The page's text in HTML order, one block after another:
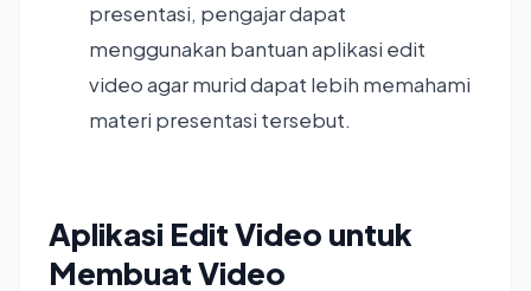
presentasi, pengajar dapat
menggunakan bantuan aplikasi edit
video agar murid dapat lebih memahami
materi presentasi tersebut.
Aplikasi Edit Video untuk
Membuat Video